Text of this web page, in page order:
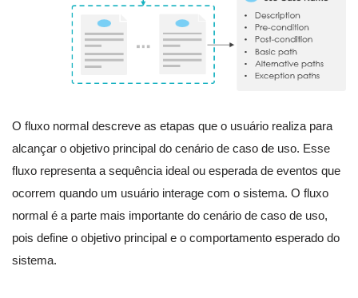
O fluxo normal descreve as etapas que o usuário realiza para
alcançar o objetivo principal do cenário de caso de uso. Esse
fluxo representa a sequência ideal ou esperada de eventos que
ocorrem quando um usuário interage com o sistema. O fluxo
normal é a parte mais importante do cenário de caso de uso,
pois define o objetivo principal e o comportamento esperado do
sistema.